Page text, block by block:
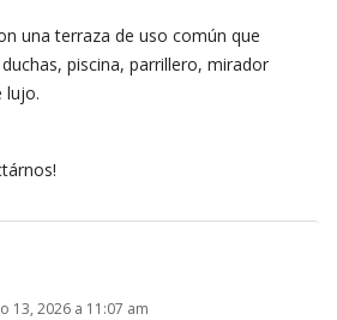
una terraza de uso común que
piscina, parrillero, mirador
lujo.
13, 2026 a 11:07 am